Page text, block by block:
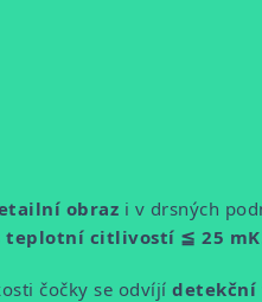
obraz i v drsných
teplotní citlivostí ≦ 25 mK
čočky se odvíjí detekční